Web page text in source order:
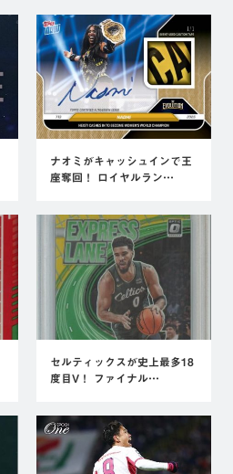
ナオミがキャッシュインで王
座奪回！ ロイヤルラン…
セルティックスが史上最多18
度目V！ ファイナル…